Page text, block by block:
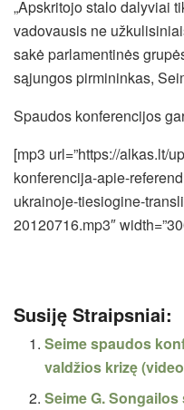
„Apskritojo stalo dalyviai
vadovausis ne
sakė parlamentinės
sąjungos pirmininkas,
Spaudos konferencijos
[mp3 url=”https://alkas.lt/
konferencija-apie-
ukrainoje-tiesiogine-
20120716.mp3″
Susiję Straipsniai:
Seime spaudos
valdžios krizę
Seime G.